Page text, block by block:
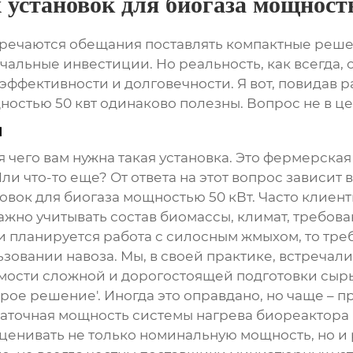
обещания поставлять компактные
инвестиции. Но реальность, как
и долговечности. Я вот, повидав
50 квтодинаково полезны. Вопрос не в
вам нужна такая установка. Это
то еще? От ответа на этот вопрос зависит
для биогаза мощностью 50 кВт. Часто
учитывать состав биомассы, климат,
работа с силосным жмыхом, то
навоза. Мы, в своей практике,
сложной и дорогостоящей подготовки
решение'. Иногда это оправдано, но чаще –
мощность системы нагрева
не только номинальную мощность, но